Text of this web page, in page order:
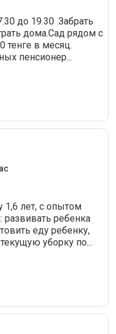
до 19.30 .Забрать
дома.Сад рядом с
тенге в месяц.
пенсионер...
лет, с опытом
развивать ребенка
еду ребенку,
уборку по...